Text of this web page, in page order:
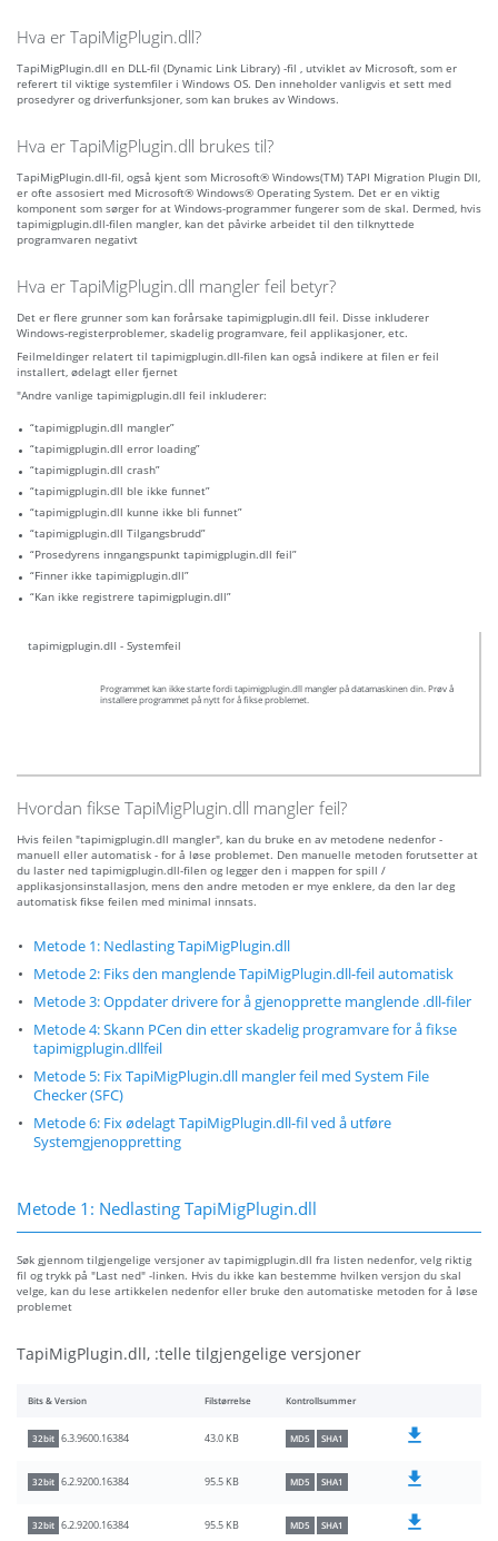
Hva er TapiMigPlugin.dll?
TapiMigPlugin.dll en DLL-fil (Dynamic Link Library) -fil , utviklet av Microsoft, som er
referert til viktige systemfiler i Windows OS. Den inneholder vanligvis et sett med
prosedyrer og driverfunksjoner, som kan brukes av Windows.
Hva er TapiMigPlugin.dll brukes til?
TapiMigPlugin.dll-fil, også kjent som Microsoft® Windows(TM) TAPI Migration Plugin Dll,
er ofte assosiert med Microsoft® Windows® Operating System. Det er en viktig
komponent som sørger for at Windows-programmer fungerer som de skal. Dermed, hvis
tapimigplugin.dll-filen mangler, kan det påvirke arbeidet til den tilknyttede
programvaren negativt
Hva er TapiMigPlugin.dll mangler feil betyr?
Det er flere grunner som kan forårsake tapimigplugin.dll feil. Disse inkluderer
Windows-registerproblemer, skadelig programvare, feil applikasjoner, etc.
Feilmeldinger relatert til tapimigplugin.dll-filen kan også indikere at filen er feil
installert, ødelagt eller fjernet
"Andre vanlige tapimigplugin.dll feil inkluderer:
“tapimigplugin.dll mangler”
“tapimigplugin.dll error loading”
“tapimigplugin.dll crash”
“tapimigplugin.dll ble ikke funnet”
“tapimigplugin.dll kunne ikke bli funnet”
“tapimigplugin.dll Tilgangsbrudd”
“Prosedyrens inngangspunkt tapimigplugin.dll feil”
“Finner ikke tapimigplugin.dll”
“Kan ikke registrere tapimigplugin.dll”
tapimigplugin.dll - Systemfeil
Programmet kan ikke starte fordi tapimigplugin.dll mangler på datamaskinen din. Prøv å
installere programmet på nytt for å fikse problemet.
Hvordan fikse TapiMigPlugin.dll mangler feil?
Hvis feilen "tapimigplugin.dll mangler", kan du bruke en av metodene nedenfor -
manuell eller automatisk - for å løse problemet. Den manuelle metoden forutsetter at
du laster ned tapimigplugin.dll-filen og legger den i mappen for spill /
applikasjonsinstallasjon, mens den andre metoden er mye enklere, da den lar deg
automatisk fikse feilen med minimal innsats.
Metode 1: Nedlasting TapiMigPlugin.dll
Metode 2: Fiks den manglende TapiMigPlugin.dll-feil automatisk
Metode 3: Oppdater drivere for å gjenopprette manglende .dll-filer
Metode 4: Skann PCen din etter skadelig programvare for å fikse
tapimigplugin.dllfeil
Metode 5: Fix TapiMigPlugin.dll mangler feil med System File
Checker (SFC)
Metode 6: Fix ødelagt TapiMigPlugin.dll-fil ved å utføre
Systemgjenoppretting
Metode 1: Nedlasting TapiMigPlugin.dll
Søk gjennom tilgjengelige versjoner av tapimigplugin.dll fra listen nedenfor, velg riktig
fil og trykk på "Last ned" -linken. Hvis du ikke kan bestemme hvilken versjon du skal
velge, kan du lese artikkelen nedenfor eller bruke den automatiske metoden for å løse
problemet
TapiMigPlugin.dll, :telle tilgjengelige versjoner
Bits & Version Filstørrelse Kontrollsummer
32bit 6.3.9600.16384 43.0 KB MD5 SHA1
32bit 6.2.9200.16384 95.5 KB MD5 SHA1
32bit 6.2.9200.16384 95.5 KB MD5 SHA1